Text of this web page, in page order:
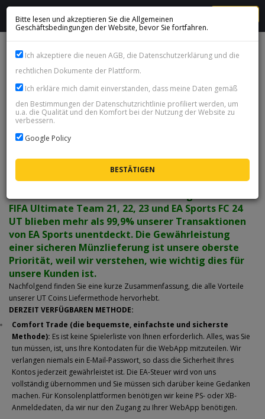
FC 24 Coins Playstation 5 (PS5)-Playstation 4 (PS4)-xsx-xss-
Verfügbarkeit:
VERSANDART WÄHLEN
Unsere UT Coins Liefermethode ist extrem sicher,
FIFA Ultimate Team 21, 22, 23 und EA Sports FC 24
UT blieben mehr als 99,9% unserer Transaktionen
von EA Sports unentdeckt. Die Gewährleistung
einer sicheren Münzlieferung ist unsere oberste
Priorität, weil wir verstehen, wie wichtig dies für
unsere Kunden ist.
Nachfolgend finden Sie eine kurze Zusammenfassung, die alle Vorteile
unserer UT Coins Liefermethode hervorhebt.
DERZEIT VERFÜGBAREN METHODE:
Comfort Trade (die bequemste, einfachste und sicherste
Methode): Es ist keine Spielerliste von Ihnen erforderlich. Alles, was Sie
tun müssen, ist, uns Ihre Kontodaten für die WebApp mitzuteilen. Wir
verlangen niemals ein E-Mail-Passwort, so dass die Sicherheit Ihres
Kontos jederzeit gewährleistet ist. Die EA-Steuer wird von uns
vollständig übernommen und Sie müssen sich darüber keine Gedanken
machen. Für Konsolenplattformen benötigen wir keine PS- oder XB-
Anmeldedaten, da wir nur den Zugang zu Ihrer WebApp benötigen.
Bitte lesen und akzeptieren Sie die Allgemeinen
Geschäftsbedingungen der Website, bevor Sie fortfahren.
Ich akzeptiere die neuen AGB, die Datenschutzerklärung und die
rechtlichen Dokumente der Plattform.
Ich erkläre mich damit einverstanden, dass meine Daten gemäß
den Bestimmungen der Datenschutzrichtlinie profiliert werden, um
u.a. die Qualität und den Komfort bei der Nutzung der Website zu
verbessern.
Google Policy